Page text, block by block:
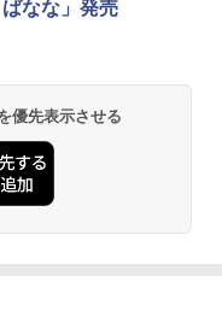
なな」発売
優先表示させる